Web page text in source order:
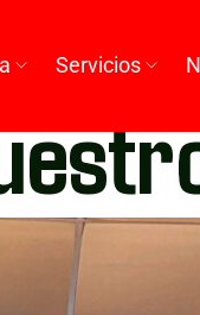
Servicios